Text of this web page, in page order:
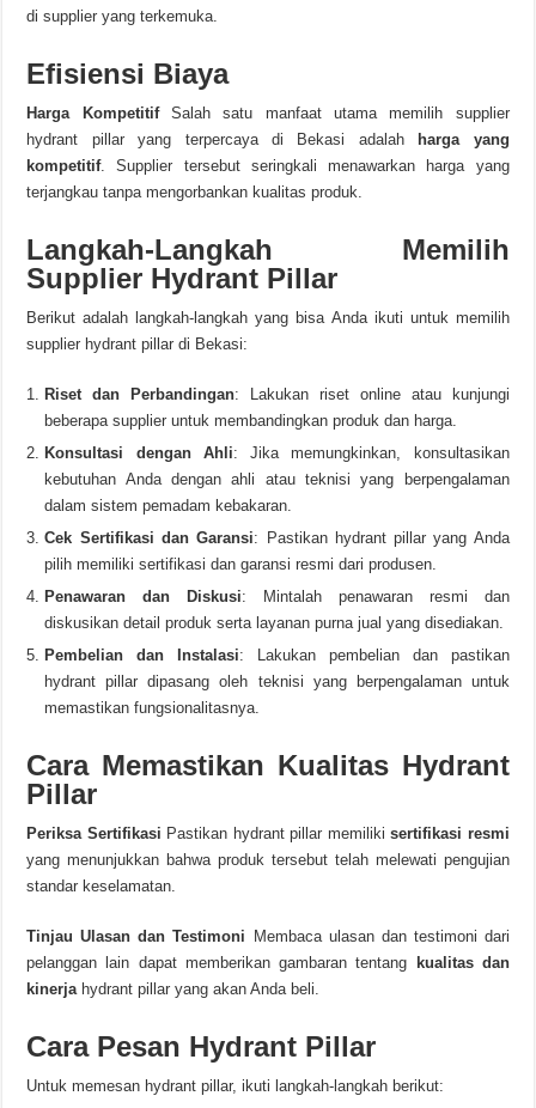
di supplier yang terkemuka.
Efisiensi Biaya
Harga KompetitifSalah satu manfaat utama memilih supplier
hydrant pillar yang terpercaya di Bekasi adalah
harga yang
kompetitif. Supplier tersebut seringkali menawarkan harga yang
terjangkau tanpa mengorbankan kualitas produk.
Langkah-Langkah Memilih
Supplier Hydrant Pillar
Berikut adalah langkah-langkah yang bisa Anda ikuti untuk memilih
supplier hydrant pillar di Bekasi:
Riset dan Perbandingan: Lakukan riset online atau kunjungi
beberapa supplier untuk membandingkan produk dan harga.
Konsultasi dengan Ahli: Jika memungkinkan, konsultasikan
kebutuhan Anda dengan ahli atau teknisi yang berpengalaman
dalam sistem pemadam kebakaran.
Cek Sertifikasi dan Garansi: Pastikan hydrant pillar yang Anda
pilih memiliki sertifikasi dan garansi resmi dari produsen.
Penawaran dan Diskusi: Mintalah penawaran resmi dan
diskusikan detail produk serta layanan purna jual yang disediakan.
Pembelian dan Instalasi: Lakukan pembelian dan pastikan
hydrant pillar dipasang oleh teknisi yang berpengalaman untuk
memastikan fungsionalitasnya.
Cara Memastikan Kualitas Hydrant
Pillar
Periksa Sertifikasi Pastikan hydrant pillar memilikisertifikasi resmi
yang menunjukkan bahwa produk tersebut telah melewati pengujian
standar keselamatan.
Tinjau Ulasan dan Testimoni Membaca ulasan dan testimoni dari
pelanggan lain dapat memberikan gambaran tentang
kualitas dan
kinerjahydrant pillar yang akan Anda beli.
Cara Pesan Hydrant Pillar
Untuk memesan hydrant pillar, ikuti langkah-langkah berikut: